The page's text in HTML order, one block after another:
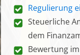
Regulierung
Steuerliche
dem
Bewertung